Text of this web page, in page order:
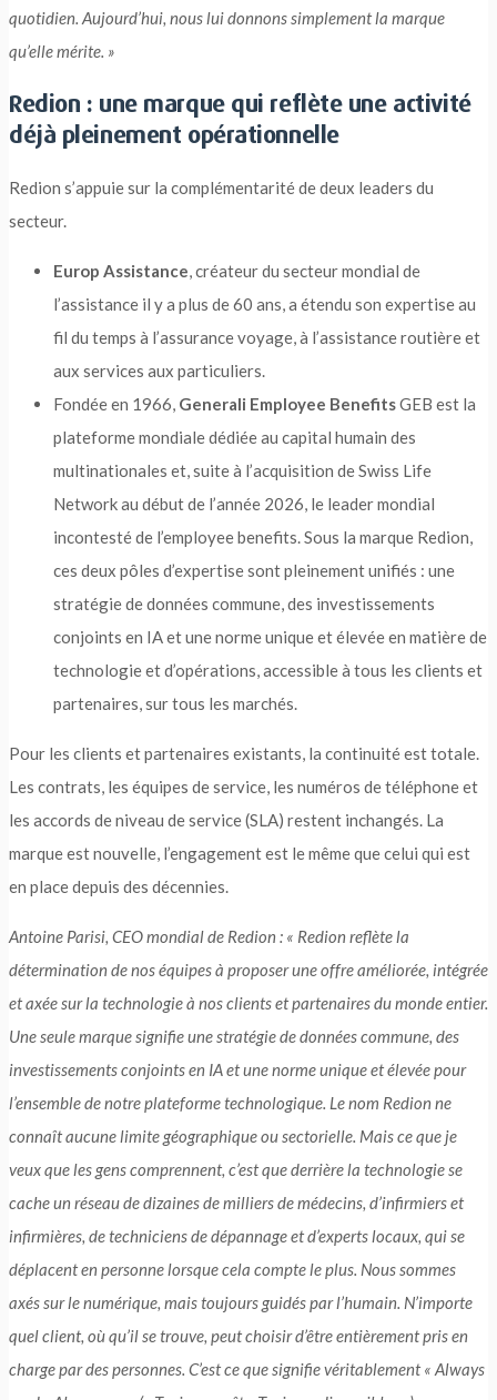
quotidien. Aujourd’hui, nous lui donnons simplement la marque
qu’elle mérite. »
Redion : une marque qui reflète une activité
déjà pleinement opérationnelle
Redion s’appuie sur la complémentarité de deux leaders du
secteur.
Europ Assistance, créateur du secteur mondial de
l’assistance il y a plus de 60 ans, a étendu son expertise au
fil du temps à l’assurance voyage, à l’assistance routière et
aux services aux particuliers.
Fondée en 1966, Generali Employee BenefitsGEB est la
plateforme mondiale dédiée au capital humain des
multinationales et, suite à l’acquisition de Swiss Life
Network au début de l’année 2026, le leader mondial
incontesté de l’employee benefits. Sous la marque Redion,
ces deux pôles d’expertise sont pleinement unifiés : une
stratégie de données commune, des investissements
conjoints en IA et une norme unique et élevée en matière de
technologie et d’opérations, accessible à tous les clients et
partenaires, sur tous les marchés.
Pour les clients et partenaires existants, la continuité est totale.
Les contrats, les équipes de service, les numéros de téléphone et
les accords de niveau de service (SLA) restent inchangés. La
marque est nouvelle, l’engagement est le même que celui qui est
en place depuis des décennies.
Antoine Parisi, CEO mondial de Redion : « Redion reflète la
détermination de nos équipes à proposer une offre améliorée, intégrée
et axée sur la technologie à nos clients et partenaires du monde entier.
Une seule marque signifie une stratégie de données commune, des
investissements conjoints en IA et une norme unique et élevée pour
l’ensemble de notre plateforme technologique. Le nom Redion ne
connaît aucune limite géographique ou sectorielle. Mais ce que je
veux que les gens comprennent, c’est que derrière la technologie se
cache un réseau de dizaines de milliers de médecins, d’infirmiers et
infirmières, de techniciens de dépannage et d’experts locaux, qui se
déplacent en personne lorsque cela compte le plus. Nous sommes
axés sur le numérique, mais toujours guidés par l’humain. N’importe
quel client, où qu’il se trouve, peut choisir d’être entièrement pris en
charge par des personnes. C’est ce que signifie véritablement « Always